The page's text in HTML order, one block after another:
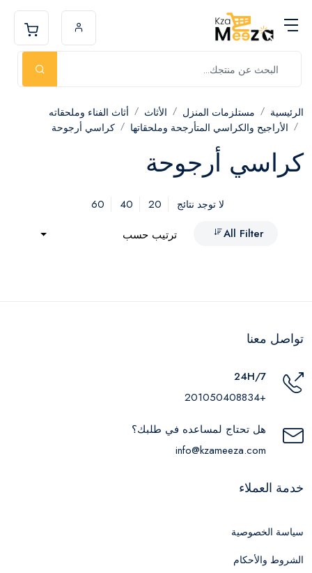
الرئيسية مستلزمات المنزل الأثاث
أثاث الفناء وملحقاته
الأراجيح والكراسي المتأرجحة وملحقاتها
كراسي أرجوحة
كراسي أرجوحة
لا توجد نتائج 20
40
60
All Filter
ترتيب حسب
تواصل معنا
24H/7
+201050408834
هل تحتاج لمساعده في طلبك؟
info@kzameeza.com
خدمة العملاء
سياسة الخصوصية
الشروط والأحكام